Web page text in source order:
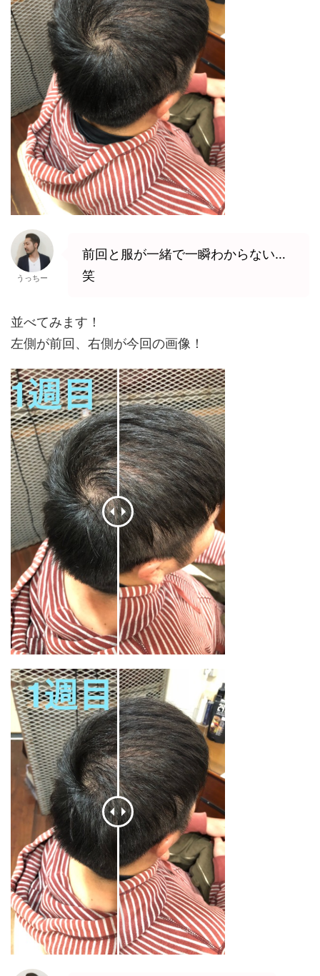
うっちー
前回と服が一緒で一瞬わからない…
笑
並べてみます！
左側が前回、右側が今回の画像！